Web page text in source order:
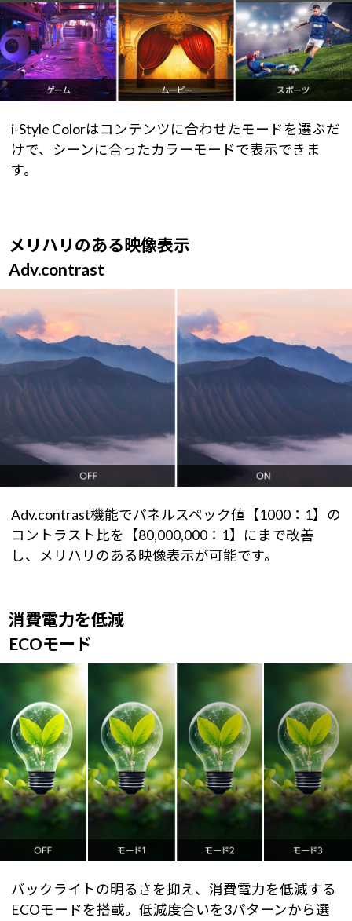
i-Style Colorはコンテンツに合わせたモードを選ぶだ
けで、シーンに合ったカラーモードで表示できま
す。
メリハリのある映像表示
Adv.contrast
Adv.contrast機能でパネルスペック値【1000：1】の
コントラスト比を【80,000,000：1】にまで改善
し、メリハリのある映像表示が可能です。
消費電力を低減
ECOモード
バックライトの明るさを抑え、消費電力を低減する
ECOモードを搭載。低減度合いを3パターンから選